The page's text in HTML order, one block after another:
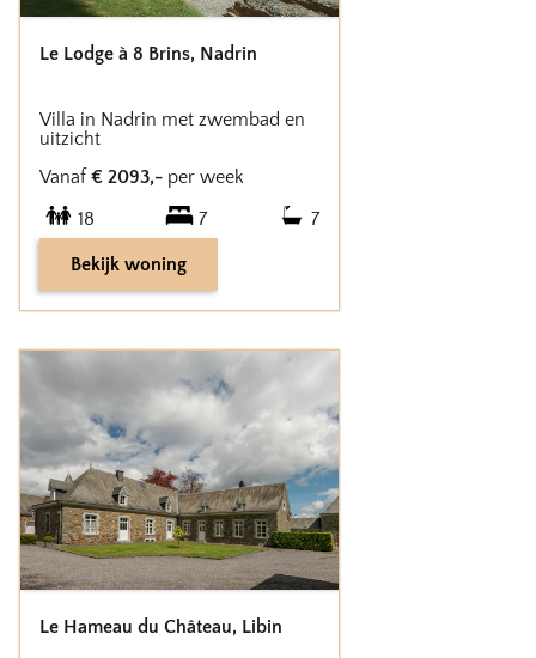
Le Lodge à 8 Brins, Nadrin
Villa in Nadrin met zwembad en
uitzicht
Vanaf € 2093,- per week
18
7 7
Bekijk woning
Le Hameau du Château, Libin